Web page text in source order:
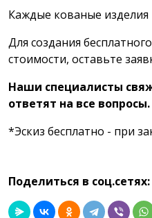
Каждые кованые изделия
Для создания
стоимости, оставьте
Наши специалисты
ответят на все вопросы.
*Эскиз бесплатно - при
Поделиться в соц.сетях: